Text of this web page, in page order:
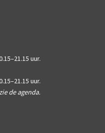
uur.
uur.
de agenda.